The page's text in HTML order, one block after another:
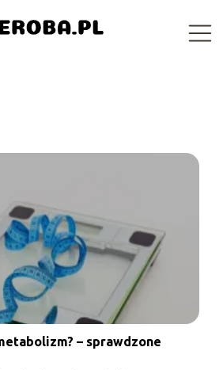
– sprawdzone